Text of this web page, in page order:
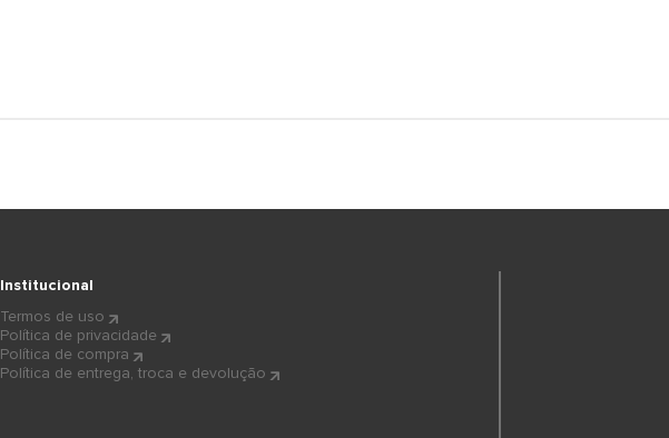
Institucional
Termos de uso
Política de privacidade
Política de compra
Política de entrega, troca e devolução